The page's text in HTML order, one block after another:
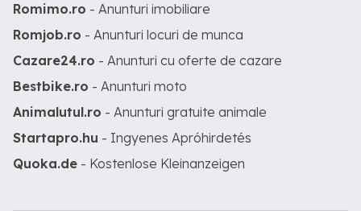
Romimo.ro - Anunturi imobiliare
Romjob.ro - Anunturi locuri de munca
Cazare24.ro - Anunturi cu oferte de cazare
Bestbike.ro - Anunturi moto
Animalutul.ro - Anunturi gratuite animale
Startapro.hu - Ingyenes Apróhirdetés
Quoka.de - Kostenlose Kleinanzeigen